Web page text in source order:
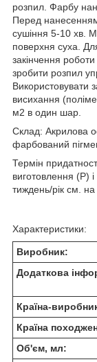
розпил. Фарбу
Перед
сушіння 5-10 хв.
поверхня суха.
закінчення
зробити розпил
Використовувати
висихання
м2 в один шар.
Склад: Акрилова
фарбований
Термін
виготовлення (Р)
тиждень/
Характеристики:
Виробник:
Додаткова
Країна-
Країна
Об'єм, мл: